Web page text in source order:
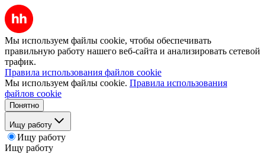
Мы используем файлы cookie, чтобы обеспечивать
правильную работу нашего веб-сайта и анализировать сетевой
трафик.
Правила использования файлов cookie
Мы используем файлы cookie. Правила использования
файлов cookie
Понятно
Ищу работу
Ищу работу
Ищу работу